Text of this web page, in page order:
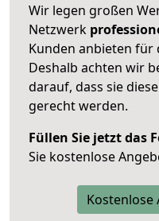
Wir legen großen
Netzwerk
Kunden anbieten für
Deshalb achten wir
darauf, dass sie
gerecht werden.
Füllen Sie jetzt das
Sie kostenlose
Kostenlose